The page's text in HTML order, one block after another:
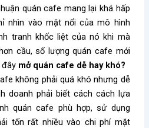
quán cafe mang lại khá hấp
nhìn vào mặt nổi của mô hình
tranh khốc liệt của nó khi mà
cầu, số lượng quán cafe mới
đây mở quán cafe dễ hay khó?
không phải quá khó nhưng dễ
doanh phải biết cách cách lựa
quán cafe phù hợp, sử dụng
tốn rất nhiều vào chi phí mặt